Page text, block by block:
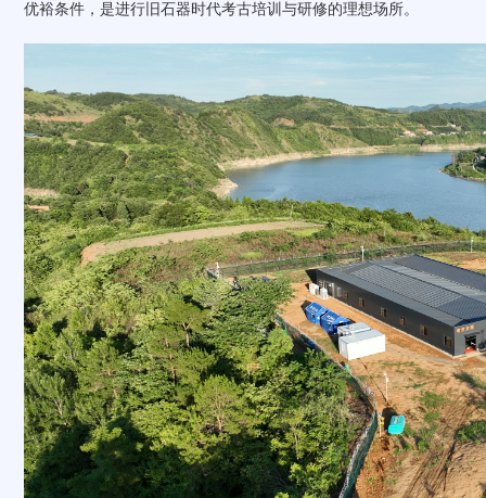
优裕条件，是进行旧石器时代考古培训与研修的理想场所。